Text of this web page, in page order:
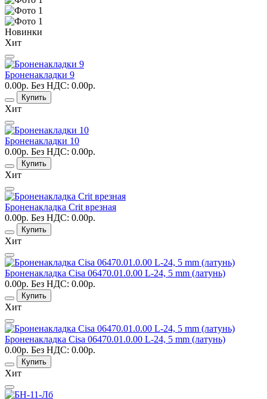
Новинки
Хит
Броненакладки 9
0.00р. Без НДС: 0.00р.
Купить
Хит
Броненакладки 10
0.00р. Без НДС: 0.00р.
Купить
Хит
Броненакладка Crit врезная
0.00р. Без НДС: 0.00р.
Купить
Хит
Броненакладка Cisa 06470.01.0.00 L-24, 5 mm (латунь)
0.00р. Без НДС: 0.00р.
Купить
Хит
Броненакладка Cisa 06470.01.0.00 L-24, 5 mm (латунь)
0.00р. Без НДС: 0.00р.
Купить
Хит